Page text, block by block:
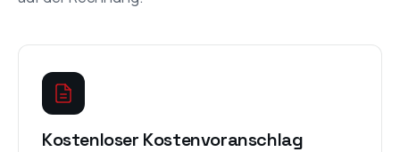
Kostenloser Kostenvoranschlag